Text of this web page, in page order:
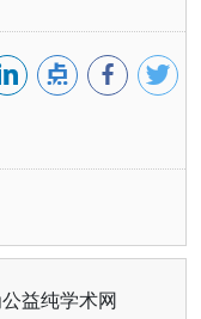
益纯学术网